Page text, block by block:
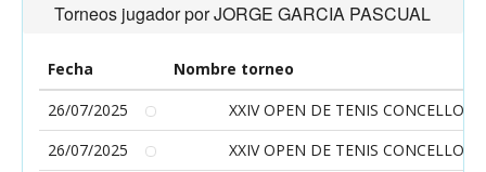
Torneos jugador por JORGE GARCIA PASCUAL
Fecha
Nombre torneo
26/07/2025
XXIV OPEN DE TENIS CONCELLO
26/07/2025
XXIV OPEN DE TENIS CONCELLO